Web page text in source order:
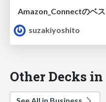
suzakiyoshito
Other Decks